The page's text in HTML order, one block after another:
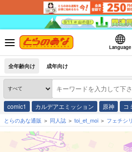
Language
全年齢向け 成年向け
comic1 カルデアエミッション 原神 コ
とらのあな通販 同人誌 toi_et_moi フェチシ